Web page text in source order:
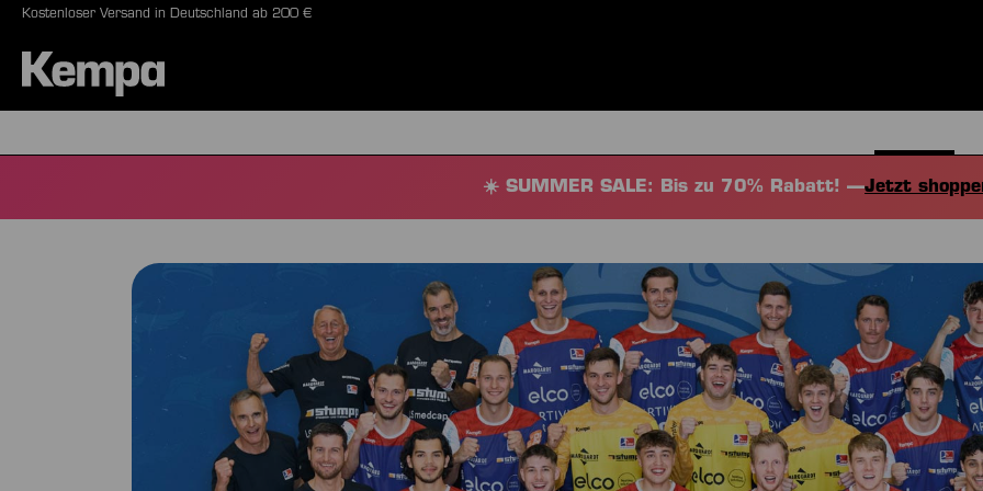
Kostenloser Versand in Deutschland ab 200 €
☀️ SUMMER SALE: Bis zu 70% Rabatt! —Jetzt